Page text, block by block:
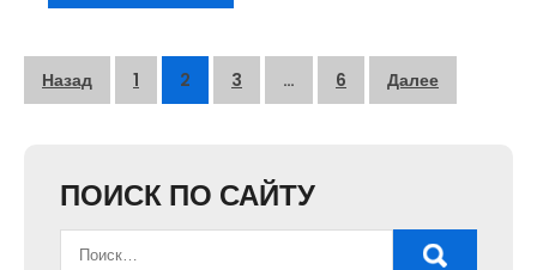
Пагинация
Назад 1 2 3 … 6 Далее
ПОИСК ПО САЙТУ